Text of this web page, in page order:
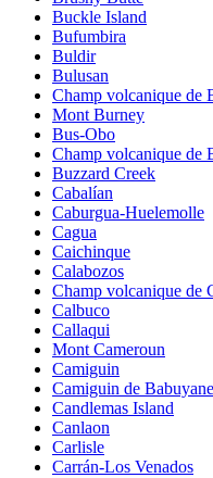
Buckle Island
Bufumbira
Buldir
Bulusan
Champ volcanique de
Mont Burney
Bus-Obo
Champ volcanique de
Buzzard Creek
Cabalían
Caburgua-Huelemolle
Cagua
Caichinque
Calabozos
Champ volcanique de
Calbuco
Callaqui
Mont Cameroun
Camiguin
Camiguin de
Candlemas Island
Canlaon
Carlisle
Carrán-Los Venados